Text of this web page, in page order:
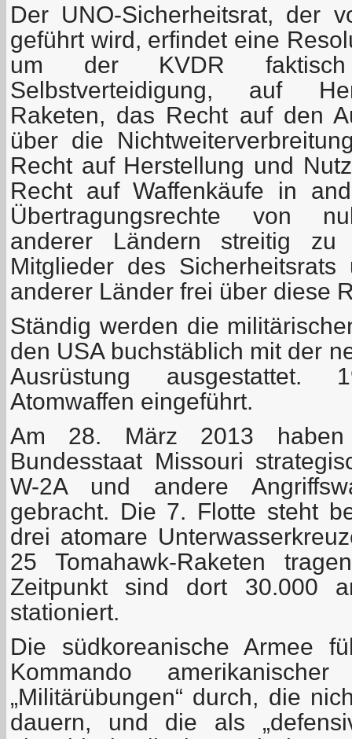
Der UNO-Sicherheitsrat, der
geführt wird, erfindet eine
um der KVDR
Selbstverteidigung, auf
Raketen, das Recht auf den
über die
Recht auf Herstellung und
Recht auf Waffenkäufe in
Übertragungsrechte von
anderer Ländern streitig
Mitglieder des
anderer Länder frei über diese
Ständig werden die
den USA buchstäblich mit der
Ausrüstung ausgestattet.
Atomwaffen eingeführt.
Am 28. März 2013
Bundesstaat Missouri
W-2A und andere
gebracht. Die 7. Flotte steht
drei atomare
25 Tomahawk-Raketen
Zeitpunkt sind dort 30.000
stationiert.
Die südkoreanische Armee
Kommando
„Militärübungen“ durch, die
dauern, und die als